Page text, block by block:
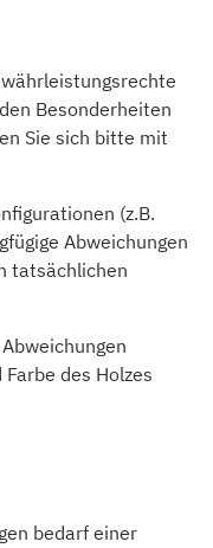
Besonderheiten
Sie sich bitte mit
(z.B.
Abweichungen
tatsächlichen
des Holzes
bedarf einer